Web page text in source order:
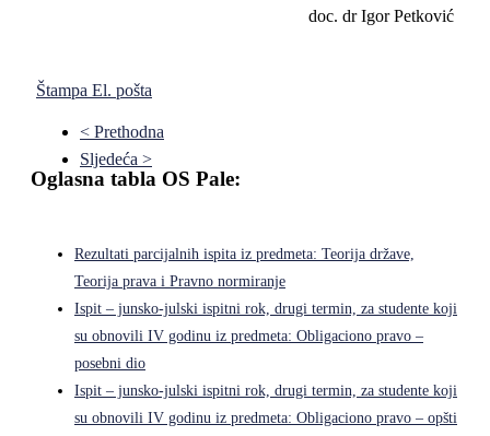
doc. dr Igor Petković
Štampa El. pošta
< Prethodna
Sljedeća >
Oglasna tabla OS Pale:
Rezultati parcijalnih ispita iz predmeta: Teorija države,
Teorija prava i Pravno normiranje
Ispit – junsko-julski ispitni rok, drugi termin, za studente koji
su obnovili IV godinu iz predmeta: Obligaciono pravo –
posebni dio
Ispit – junsko-julski ispitni rok, drugi termin, za studente koji
su obnovili IV godinu iz predmeta: Obligaciono pravo – opšti